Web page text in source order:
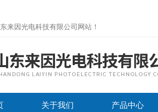
来因光电科技有限公司网站 ！
关于我们 产品中心